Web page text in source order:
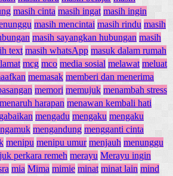
masih cinta masih ingat masih ingin
masih mencintai masih rindu masih
masih sayangkan hubungan masih
text masih whatsApp masuk dalam rumah
mcg mco media sosial melawat meluat
memasak memberi dan menerima
memori memujuk menambah stress
menaruh harapan menawan kembali hati
mengadu mengaku mengaku
mengandung mengganti cinta
menipu menipu umur menjauh menunggu
perkara remeh merayu Merayu ingin
mia Mima mimie minat minat lain mind